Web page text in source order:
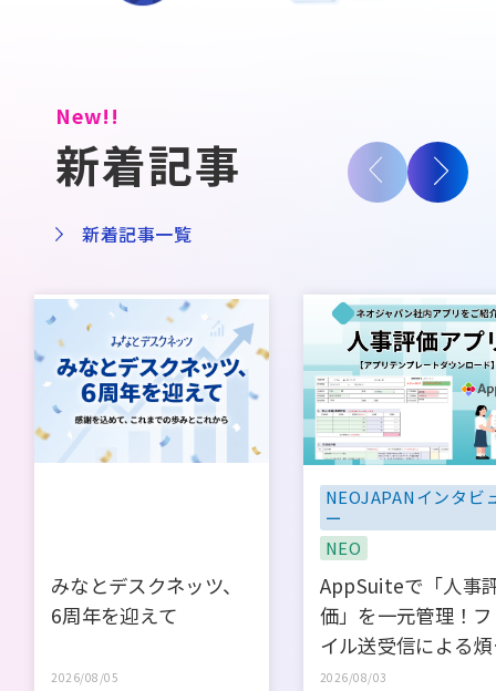
New!!
新着記事
新着記事一覧
みなとデスクネッツ、
6周年を迎えて
2026/08/05
NEOJAPANインタビ
ー
NEO
AppSuiteで「人事
価」を一元管理！
イル送受信による
なやり取りをゼロ
2026/08/03